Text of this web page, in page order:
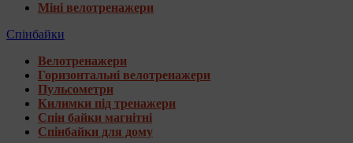
Міні велотренажери
Спінбайки
Велотренажери
Горизонтальні велотренажери
Пульсометри
Килимки під тренажери
Спін байки магнітні
Спінбайки для дому